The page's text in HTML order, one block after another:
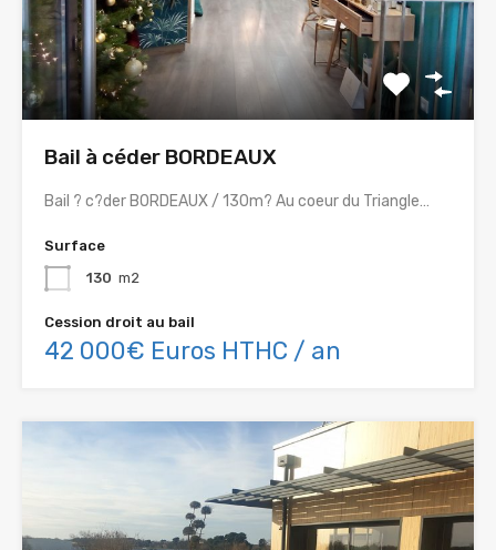
Bail à céder BORDEAUX
Bail ? c?der BORDEAUX / 130m? Au coeur du Triangle…
Surface
130 m2
Cession droit au bail
42 000€ Euros HTHC / an